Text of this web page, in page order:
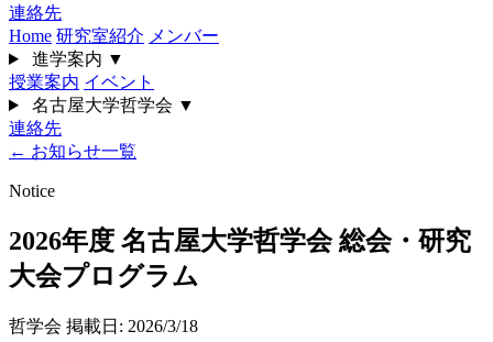
連絡先
Home 研究室紹介 メンバー
進学案内 ▼
授業案内 イベント
名古屋大学哲学会 ▼
連絡先
← お知らせ一覧
Notice
2026年度 名古屋大学哲学会 総会・研究
大会プログラム
哲学会 掲載日: 2026/3/18